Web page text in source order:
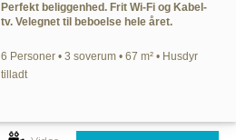
Perfekt beliggenhed. Frit Wi-Fi og Kabel-
tv. Velegnet til beboelse hele året.
6 Personer • 3 soverum • 67 m² • Husdyr
tilladt